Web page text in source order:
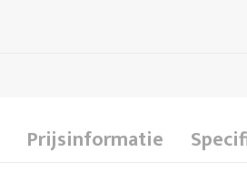
Prijsinformatie